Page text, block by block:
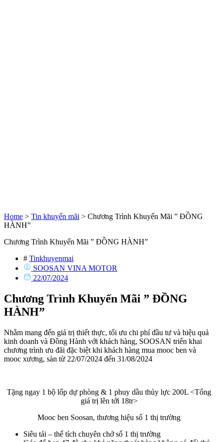
Home > Tin khuyến mãi > Chương Trình Khuyến Mãi ” ĐỒNG
HÀNH”
Chương Trình Khuyến Mãi ” ĐỒNG HÀNH”
# Tinkhuyenmai
SOOSAN VINA MOTOR
22/07/2024
Chương Trình Khuyến Mãi ” ĐỒNG
HÀNH”
Nhằm mang đến giá trị thiết thực, tối ưu chi phí đầu tư và hiệu quả
kinh doanh và Đồng Hành với khách hàng, SOOSAN triển khai
chương trình ưu đãi đặc biệt khi khách hàng mua mooc ben và
mooc xương, sàn từ 22/07/2024 đến 31/08/2024
Tặng ngay 1 bộ lốp dự phòng & 1 phuy dầu thủy lực 200L <Tổng
giá trị lên tới 18tr>
Mooc ben Soosan, thương hiệu số 1 thị trường
Siêu tải – thể tích chuyên chở số 1 thị trường